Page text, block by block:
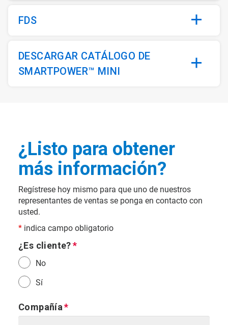
FDS
DESCARGAR CATÁLOGO DE
SMARTPOWER™ MINI
¿Listo para obtener
más información?
Regístrese hoy mismo para que uno de nuestros
representantes de ventas se ponga en contacto con
usted.
* indica campo obligatorio
¿Es cliente?
No
Sí
Compañía